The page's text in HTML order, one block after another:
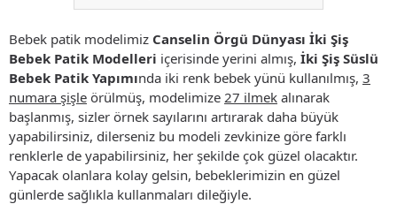
Bebek patik modelimiz Canselin Örgü Dünyası İki Şiş
Bebek Patik Modelleri içerisinde yerini almış, İki Şiş Süslü
Bebek Patik Yapımında iki renk bebek yünü kullanılmış, 3
numara şişle örülmüş, modelimize 27 ilmek alınarak
başlanmış, sizler örnek sayılarını artırarak daha büyük
yapabilirsiniz, dilerseniz bu modeli zevkinize göre farklı
renklerle de yapabilirsiniz, her şekilde çok güzel olacaktır.
Yapacak olanlara kolay gelsin, bebeklerimizin en güzel
günlerde sağlıkla kullanmaları dileğiyle.